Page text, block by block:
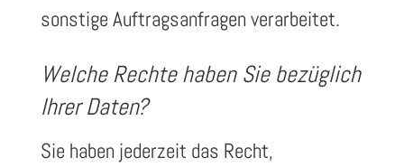
sonstige Auftragsanfragen verarbeitet.
Welche Rechte haben Sie bezüglich
Ihrer Daten?
Sie haben jederzeit das Recht,